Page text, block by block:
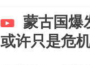
蒙古国爆
或许只是危